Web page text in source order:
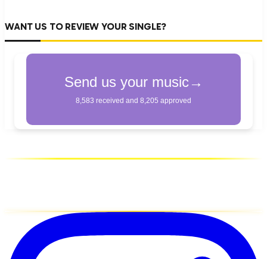
WANT US TO REVIEW YOUR SINGLE?